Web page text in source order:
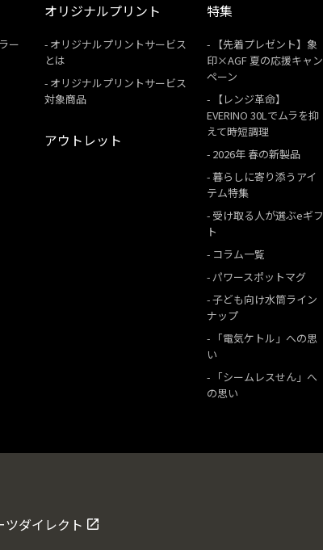
ー
オリジナルプリント
オリジナルプリントサービス
とは
オリジナルプリントサービス
対象商品
アウトレット
特集
【先着プレゼント】象
印×AGF 夏の応援キャン
ペーン
【レンジ革命】
EVERINO 30Lでムラを抑
えて時短調理
2026年 春の新製品
暮らしに寄り添うアイ
テム特集
受け取る人が選ぶeギフ
ト
コラム一覧
パワースポットマグ
子ども向け水筒ライン
ナップ
「電気ケトル」への思
い
「シームレスせん」へ
の思い
ツダイレクト